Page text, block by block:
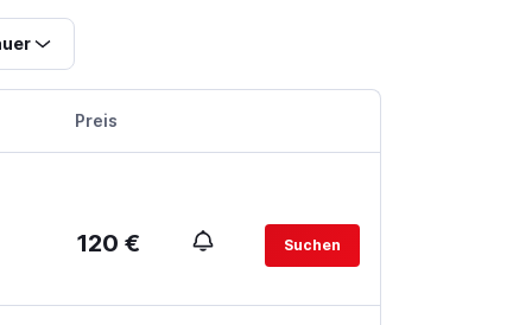
Preis
120 € Suchen